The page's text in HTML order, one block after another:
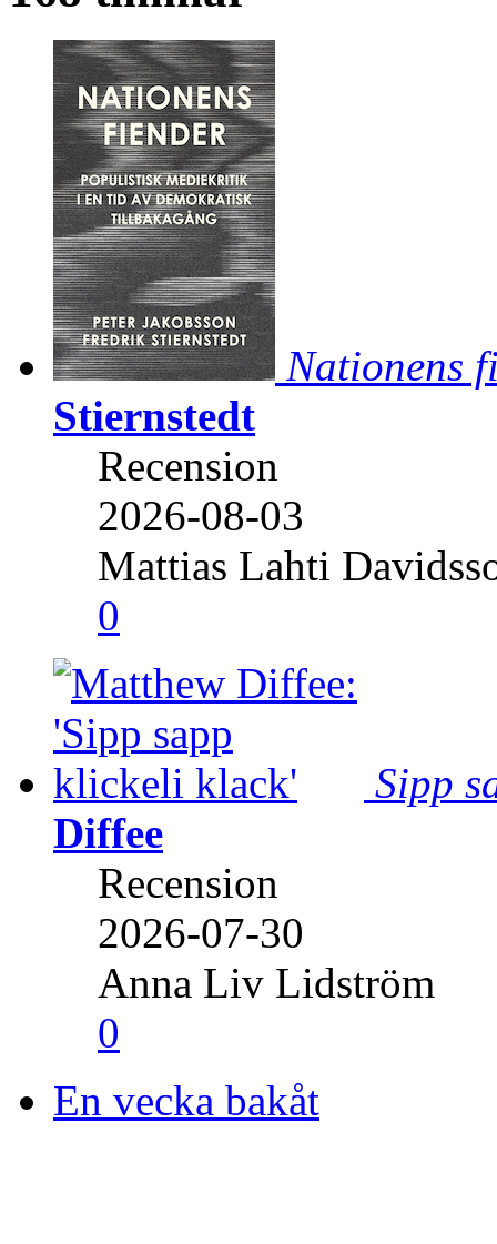
Nationens
Stiernstedt
Recension
2026-08-03
Mattias Lahti
0
Sipp
Diffee
Recension
2026-07-30
Anna Liv Lidström
0
En vecka bakåt